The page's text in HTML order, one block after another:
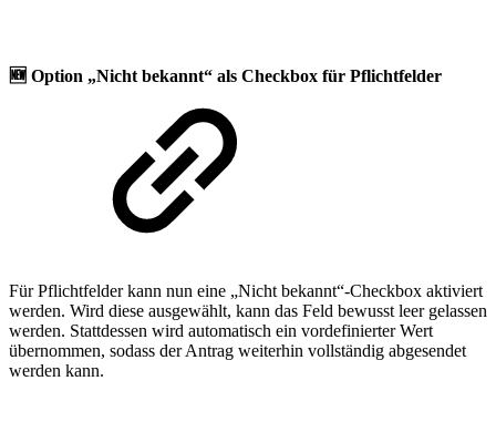
🆕 Option „Nicht bekannt“ als Checkbox für Pflichtfelder
Für Pflichtfelder kann nun eine „Nicht bekannt“-Checkbox aktiviert
werden. Wird diese ausgewählt, kann das Feld bewusst leer gelassen
werden. Stattdessen wird automatisch ein vordefinierter Wert
übernommen, sodass der Antrag weiterhin vollständig abgesendet
werden kann.